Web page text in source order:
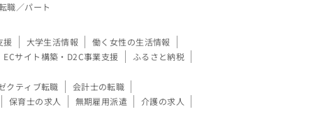
職／パート
援 大学生活情報
働く女性の生活情報
ECサイト構築・D2C事業支援
ふるさと納税
クティブ転職
会計士の転職
保育士の求人
無期雇用派遣 介護の求人